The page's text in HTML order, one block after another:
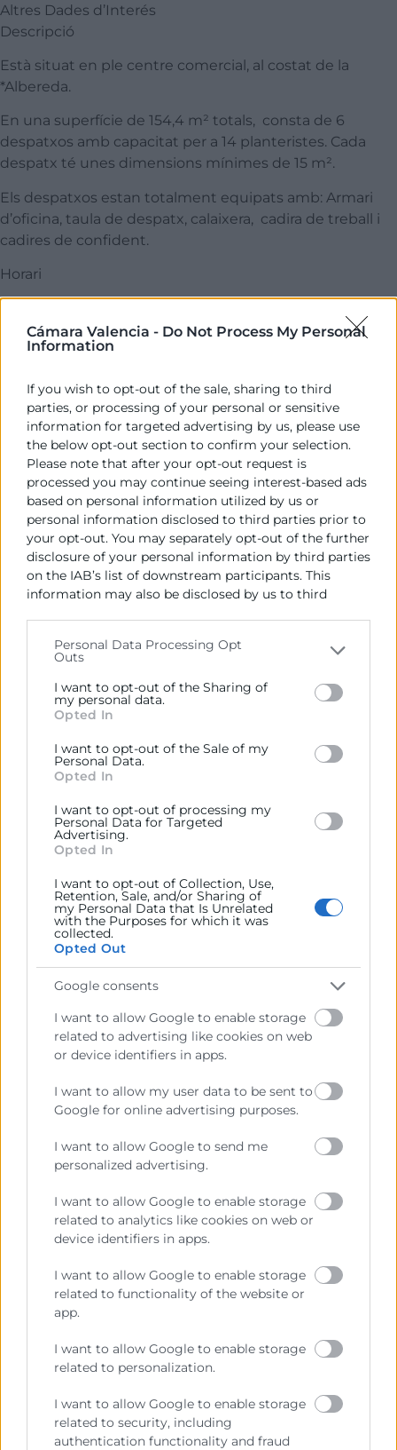
Cámara Valencia - Do Not Process My Personal
Information
If you wish to opt-out of the sale, sharing to third
parties, or processing of your personal or sensitive
information for targeted advertising by us, please use
the below opt-out section to confirm your selection.
Please note that after your opt-out request is
processed you may continue seeing interest-based ads
based on personal information utilized by us or
personal information disclosed to third parties prior to
your opt-out. You may separately opt-out of the further
disclosure of your personal information by third parties
on the IAB’s list of downstream participants. This
information may also be disclosed by us to third
Please note that this website/app uses one or more
Google services and may gather and store information
including but not limited to your visit or usage
behaviour. You may click to grant or deny consent to
below specified purposes in below Google consent
section.
Personal Data Processing Opt
Outs
I want to opt-out of the Sharing of
my personal data.
Opted In
I want to opt-out of the Sale of my
Personal Data.
Opted In
I want to opt-out of processing my
Personal Data for Targeted
Advertising.
Opted In
I want to opt-out of Collection, Use,
Retention, Sale, and/or Sharing of
my Personal Data that Is Unrelated
with the Purposes for which it was
collected.
Opted Out
Google consents
I want to allow Google to enable storage
related to advertising like cookies on web
or device identifiers in apps.
I want to allow my user data to be sent to
Google for online advertising purposes.
I want to allow Google to send me
personalized advertising.
I want to allow Google to enable storage
related to analytics like cookies on web or
device identifiers in apps.
I want to allow Google to enable storage
related to functionality of the website or
app.
I want to allow Google to enable storage
related to personalization.
I want to allow Google to enable storage
related to security, including
authentication functionality and fraud
Altres Dades d’Interés
Descripció
Està situat en ple centre comercial, al costat de la
*Albereda.
En una superfície de 154,4 m² totals, consta de 6
despatxos amb capacitat per a 14 planteristes. Cada
despatx té unes dimensions mínimes de 15 m².
Els despatxos estan totalment equipats amb: Armari
d’oficina, taula de despatx, calaixera, cadira de treball i
cadires de confident.
Horari
divendres de 9 a 20 hores.
El viver està dirigit a emprenedors o empreses de
nova creació, sent la seua antiguitat màxima de 2
anys.
El Viver va ser inaugurat al març del 2006.
Disposa en les zones comunes d’una sala de
reunions per a 4 places, així com servei de fax,
reprografia i connexió a internet.
Contacto
José Moreno
Vivero de Empresas
963 103 989
He llegit i accepte laPolítica de Privacitat
colaboradora de las Administraciones Públicas, dedicada a:
Prestar servicios a las empresas.
generales del comercio, la industria y la navegación.
Ejercitar las competencias de carácter público
delegar las Administraciones Públicas.
Contacto